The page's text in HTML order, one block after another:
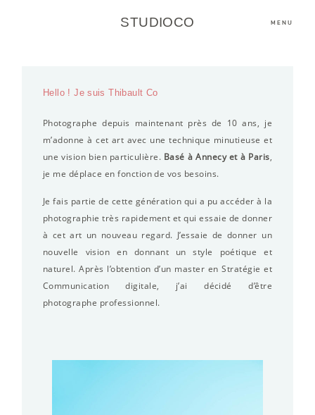
STUDIOCO MENU
Hello ! Je suis Thibault Co
Photographe depuis maintenant près de 10 ans, je
m’adonne à cet art avec une technique minutieuse et
une vision bien particulière. Basé à Annecy et à Paris,
je me déplace en fonction de vos besoins.
Je fais partie de cette génération qui a pu accéder à la
photographie très rapidement et qui essaie de donner
à cet art un nouveau regard. J’essaie de donner un
nouvelle vision en donnant un style poétique et
naturel. Après l’obtention d’un master en Stratégie et
Communication digitale, j’ai décidé d’être
photographe professionnel.